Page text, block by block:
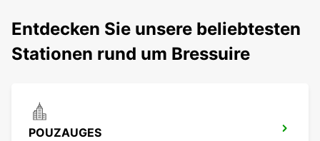
Entdecken Sie unsere beliebtesten
Stationen rund um Bressuire
POUZAUGES